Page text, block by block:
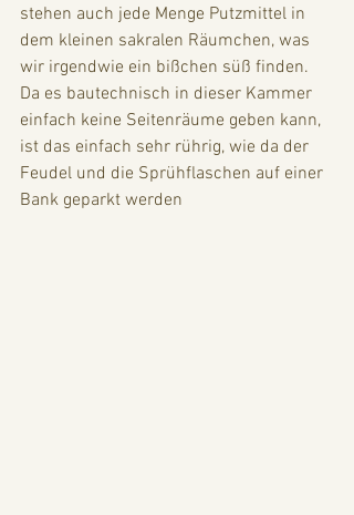
stehen auch jede Menge Putzmittel in
dem kleinen sakralen Räumchen, was
wir irgendwie ein bißchen süß finden.
Da es bautechnisch in dieser Kammer
einfach keine Seitenräume geben kann,
ist das einfach sehr rührig, wie da der
Feudel und die Sprühflaschen auf einer
Bank geparkt werden